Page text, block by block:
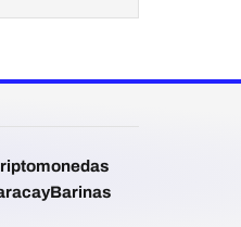
Barinas